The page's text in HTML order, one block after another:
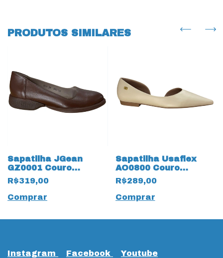
PRODUTOS SIMILARES
Sapatilha JGean
GZ0001 Couro
Natural Chocolate
R$319,00
Comprar
Sapatilha Usaflex
AO0800 Couro
Natural 19685 Vanilla
Bege
R$289,00
Comprar
Instagram Facebook Youtube